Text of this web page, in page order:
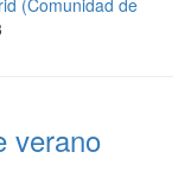
(Comunidad de
verano